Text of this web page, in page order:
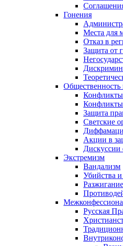
Гонения
Места для
Отказ в
Защита от
Конфликты
Конфликты
Защита
Светские
Акции в
Дискуссии
Экстремизм
Вандализм
Убийства
Русская